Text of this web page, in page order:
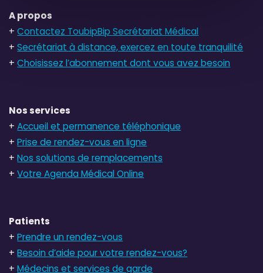
A propos
+Contactez ToubipBip Secrétariat Médical
+Secrétariat à distance, exercez en toute tranquilité
+Choisissez l’abonnement dont vous avez besoin
Nos services
+Accueil et permanence téléphonique
+Prise de rendez-vous en ligne
+Nos solutions de remplacements
+Votre Agenda Médical Online
Patients
+Prendre un rendez-vous
+Besoin d’aide pour votre rendez-vous?
+Médecins et services de garde